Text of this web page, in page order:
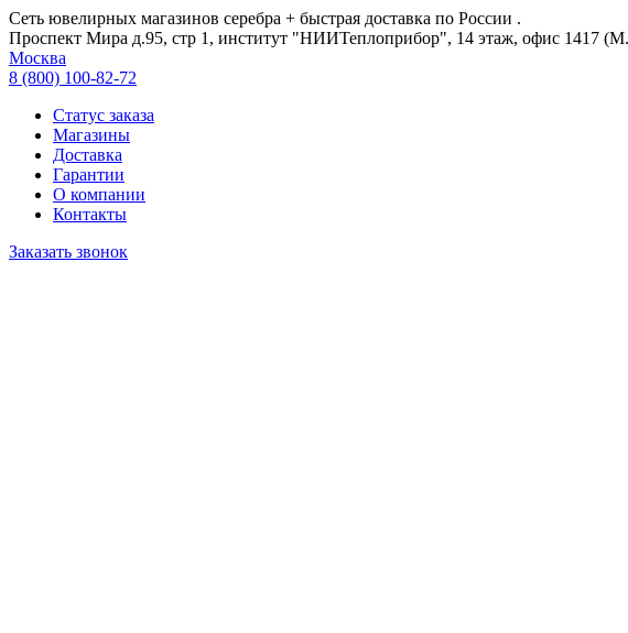
Сеть ювелирных магазинов серебра + быстрая доставка по России .
Проспект Мира д.95, стр 1, институт "НИИТеплоприбор", 14 этаж, офис 1417
Москва
8 (800) 100-82-72
Статус заказа
Магазины
Доставка
Гарантии
О компании
Контакты
Заказать звонок